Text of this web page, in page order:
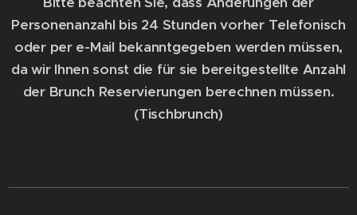
Personenanzahl bis 24 Stunden vorher Telefonisch
oder per e-Mail bekanntgegeben werden müssen,
da wir Ihnen sonst die für sie bereitgestellte Anzahl
der Brunch Reservierungen berechnen müssen.
(Tischbrunch)